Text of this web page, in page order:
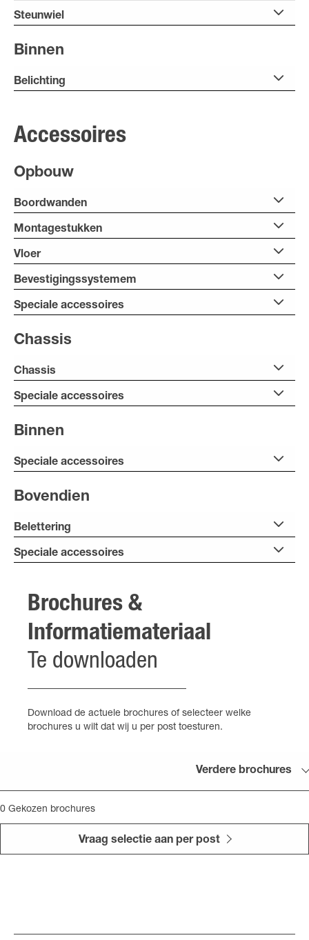
Steunwiel
Binnen
Belichting
Accessoires
Opbouw
Boordwanden
Montagestukken
Vloer
Bevestigingssystemem
Speciale accessoires
Chassis
Chassis
Speciale accessoires
Binnen
Speciale accessoires
Bovendien
Belettering
Speciale accessoires
Brochures &
Informatiemateriaal
Te downloaden
Download de actuele brochures of selecteer welke
brochures u wilt dat wij u per post toesturen.
Verdere brochures
0 Gekozen brochures
Vraag selectie aan per post